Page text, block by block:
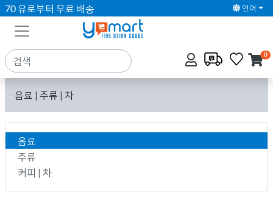
70 유로부터 무료 배송 언어
0
음료 | 주류 | 차
음료
주류
커피 | 차